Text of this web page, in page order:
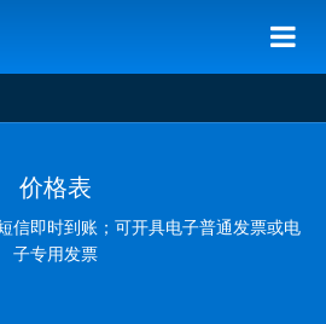
价格表
信即时到账；可开具电子普通发票或电
子专用发票